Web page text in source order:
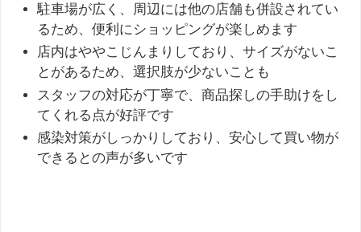
駐車場が広く、周辺には他の店舗も併設されてい
るため、便利にショッピングが楽しめます
店内はややこじんまりしており、サイズがないこ
とがあるため、選択肢が少ないことも
スタッフの対応が丁寧で、商品探しの手助けをし
てくれる点が好評です
感染対策がしっかりしており、安心して買い物が
できるとの声が多いです